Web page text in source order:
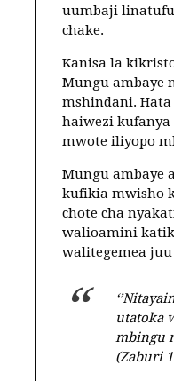
uumbaji
chake.
Kanisa la
Mungu ambaye
mshindani.
haiwezi
mwote iliyopo
Mungu ambaye
kufikia mwisho
chote cha
walioamini
walitegemea
utatoka
mbingu
(Zaburi